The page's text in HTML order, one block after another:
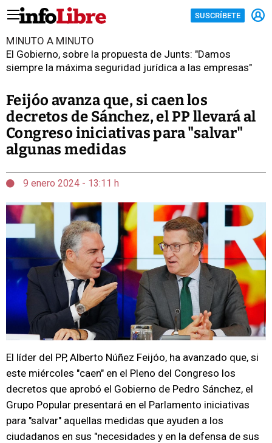
SUSCRÍBETE
MINUTO A MINUTO
El Gobierno, sobre la propuesta de Junts: "Damos
siempre la máxima seguridad jurídica a las empresas"
Feijóo avanza que, si caen los
decretos de Sánchez, el PP llevará al
Congreso iniciativas para "salvar"
algunas medidas
9 enero 2024 - 13:11 h
El líder del PP, Alberto Núñez Feijóo, ha avanzado que, si
este miércoles "caen" en el Pleno del Congreso los
decretos que aprobó el Gobierno de Pedro Sánchez, el
Grupo Popular presentará en el Parlamento iniciativas
para "salvar" aquellas medidas que ayuden a los
ciudadanos en sus "necesidades y en la defensa de sus